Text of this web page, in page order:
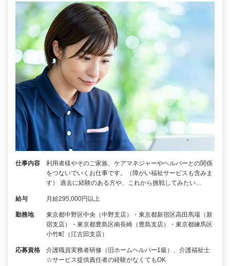
仕事内容
利用者様やそのご家族、ケアマネジャーやヘルパーとの関係
をつないでいくお仕事です。（障がい福祉サービスも含みま
す） 過去に経験のある方や、これから挑戦してみたい…
給与 月給295,000円以上
勤務地
東京都中野区中央（中野支店）・東京都新宿区高田馬場（新
宿支店）・東京都豊島区南長崎（豊島支店）・東京都練馬区
小竹町（江古田支店）
応募資格
介護職員実務者研修（旧ホームヘルパー1級）、介護福祉士
☆サービス提供責任者の経験がなくてもOK